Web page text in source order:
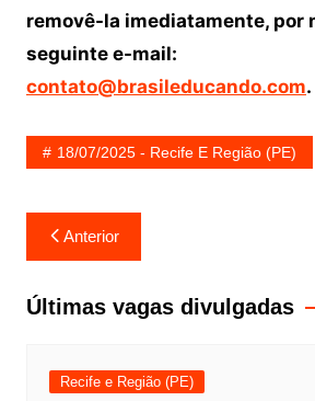
removê-la imediatamente, por
seguinte e-mail:
contato@brasileducando.com.
18/07/2025 - Recife E Região (PE)
Navegação
de
Post
Anterior
Últimas vagas divulgadas
Recife e Região (PE)